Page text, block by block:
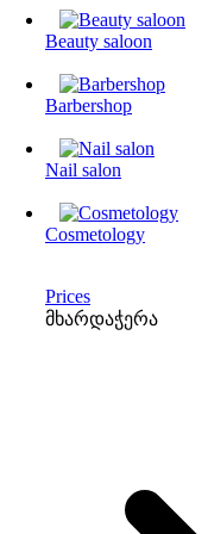
Beauty saloon
Barbershop
Nail salon
Cosmetology
Prices
მხარდაჭერა